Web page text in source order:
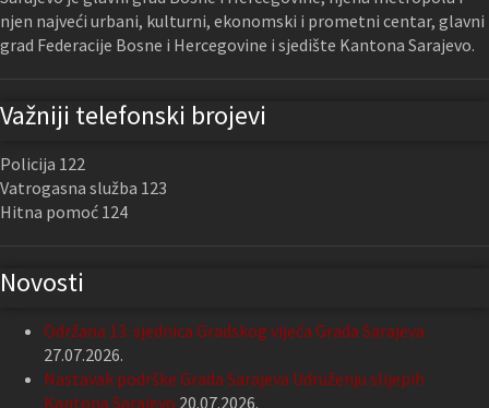
njen najveći urbani, kulturni, ekonomski i prometni centar, glavni
grad Federacije Bosne i Hercegovine i sjedište Kantona Sarajevo.
Važniji telefonski brojevi
Policija 122
Vatrogasna služba 123
Hitna pomoć 124
Novosti
Održana 13. sjednica Gradskog vijeća Grada Sarajeva
27.07.2026.
Nastavak podrške Grada Sarajeva Udruženju slijepih
Kantona Sarajevo 20.07.2026.